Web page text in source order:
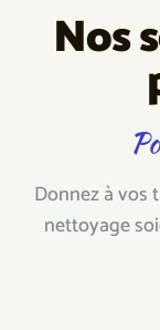
Nos
Donnez à vos
nettoyage